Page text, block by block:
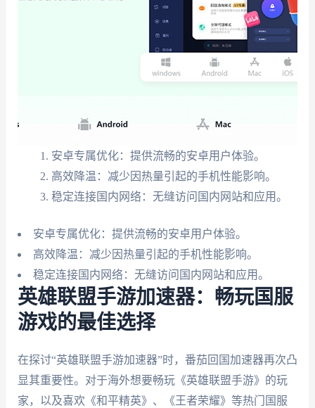
安卓专属优化：提供流畅的安卓用户体验。
高效降温：减少因热量引起的手机性能影响。
稳定连接国内网络：无缝访问国内网站和应用。
安卓专属优化：提供流畅的安卓用户体验。
高效降温：减少因热量引起的手机性能影响。
稳定连接国内网络：无缝访问国内网站和应用。
英雄联盟手游加速器：畅玩国服
游戏的最佳选择
在探讨“英雄联盟手游加速器”时，番茄回国加速器再次凸
显其重要性。对于海外想要畅玩《英雄联盟手游》的玩
家，以及喜欢《和平精英》、《王者荣耀》等热门国服